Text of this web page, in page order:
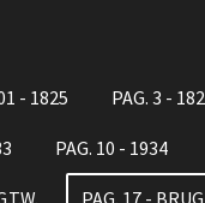
- 1825 PAG. 3 -
PAG. 10 - 1934
PAG. 17 -